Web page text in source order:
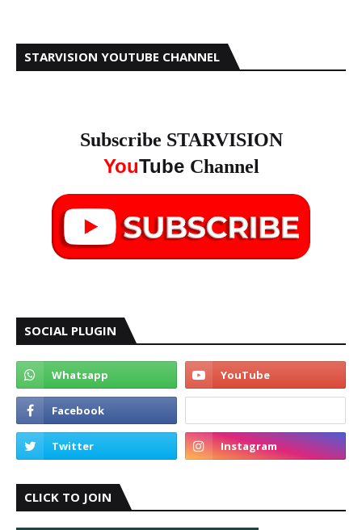
STARVISION YOUTUBE CHANNEL
Subscribe STARVISION
YouTube Channel
SOCIAL PLUGIN
CLICK TO JOIN